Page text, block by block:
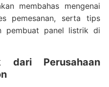
membahas mengenai
pemesanan, serta tips
pembuat panel listrik di
dari Perusahaan